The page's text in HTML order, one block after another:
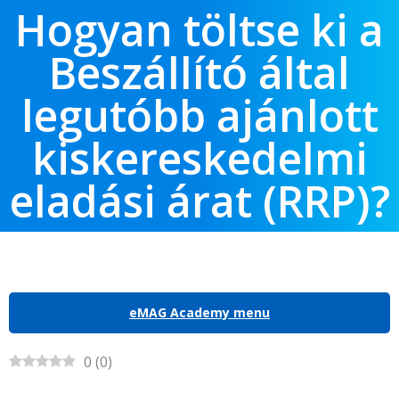
Hogyan töltse ki a
Beszállító által
legutóbb ajánlott
kiskereskedelmi
eladási árat (RRP)?
eMAG Academy menu
0 (0)